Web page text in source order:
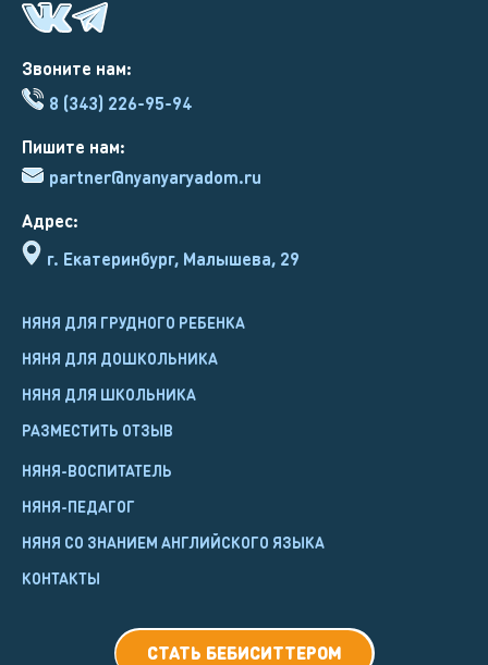
Адрес:
г. Екатеринбург, Малышева, 29
Звоните нам:
8 (343) 226-95-94
НЯНЯ ДЛЯ ГРУДНОГО РЕБЕНКА
НЯНЯ ДЛЯ ДОШКОЛЬНИКА
НЯНЯ ДЛЯ ШКОЛЬНИКА
РАЗМЕСТИТЬ ОТЗЫВ
Пишите нам:
partner@nyanyaryadom.ru
НЯНЯ-ВОСПИТАТЕЛЬ
НЯНЯ-ПЕДАГОГ
НЯНЯ СО ЗНАНИЕМ АНГЛИЙСКОГО ЯЗЫКА
КОНТАКТЫ
СТАТЬ БЕБИСИТТЕРОМ